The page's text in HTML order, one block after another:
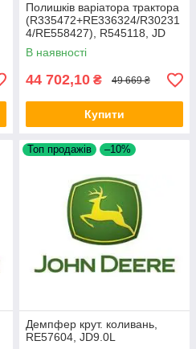
Полишків варіатора трактора
(R335472+RE336324/R30231
4/RE558427), R545118, JD
В наявності
44 702,10 ₴ 49 669 ₴
Купити
Топ продажів –10%
Демпфер крут. коливань,
RE57604, JD9.0L